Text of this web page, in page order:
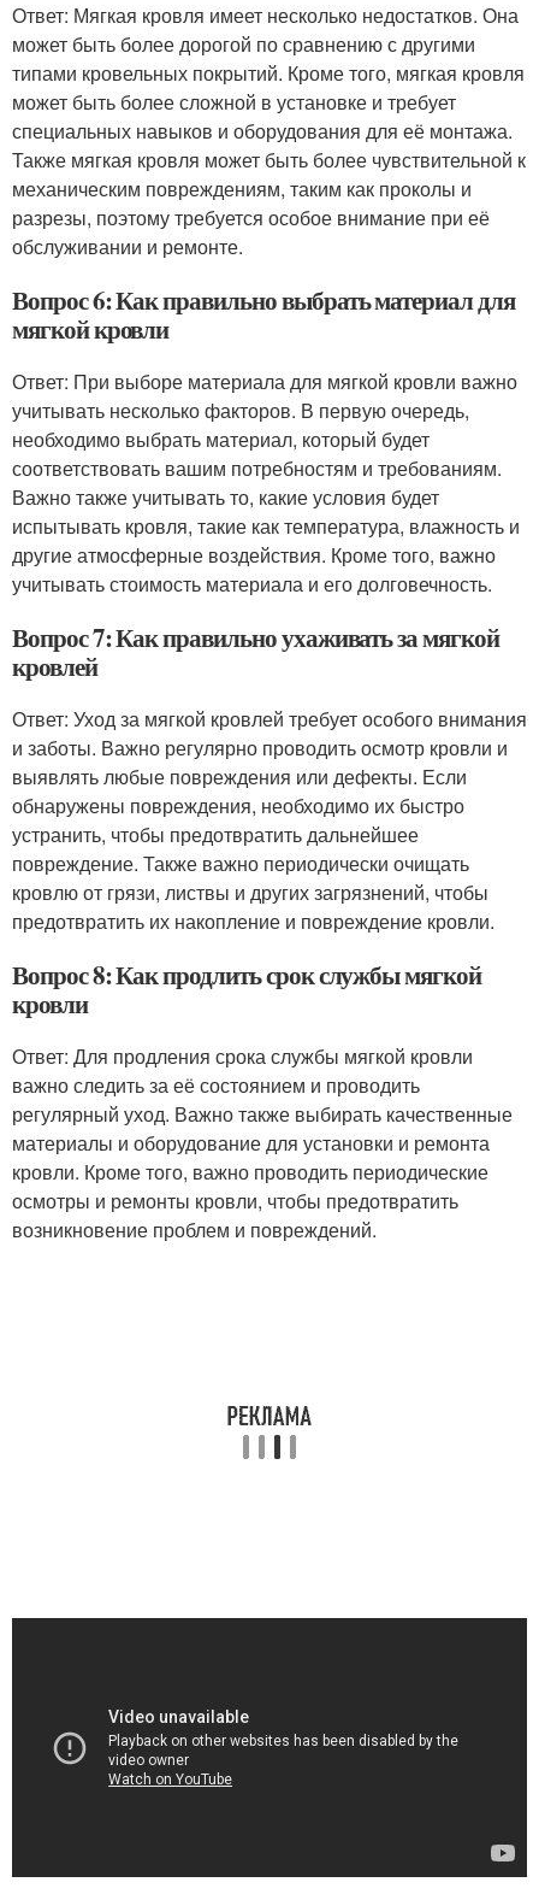
Ответ: Мягкая кровля имеет несколько недостатков. Она
может быть более дорогой по сравнению с другими
типами кровельных покрытий. Кроме того, мягкая кровля
может быть более сложной в установке и требует
специальных навыков и оборудования для её монтажа.
Также мягкая кровля может быть более чувствительной к
механическим повреждениям, таким как проколы и
разрезы, поэтому требуется особое внимание при её
обслуживании и ремонте.
Вопрос 6: Как правильно выбрать материал для
мягкой кровли
Ответ: При выборе материала для мягкой кровли важно
учитывать несколько факторов. В первую очередь,
необходимо выбрать материал, который будет
соответствовать вашим потребностям и требованиям.
Важно также учитывать то, какие условия будет
испытывать кровля, такие как температура, влажность и
другие атмосферные воздействия. Кроме того, важно
учитывать стоимость материала и его долговечность.
Вопрос 7: Как правильно ухаживать за мягкой
кровлей
Ответ: Уход за мягкой кровлей требует особого внимания
и заботы. Важно регулярно проводить осмотр кровли и
выявлять любые повреждения или дефекты. Если
обнаружены повреждения, необходимо их быстро
устранить, чтобы предотвратить дальнейшее
повреждение. Также важно периодически очищать
кровлю от грязи, листвы и других загрязнений, чтобы
предотвратить их накопление и повреждение кровли.
Вопрос 8: Как продлить срок службы мягкой
кровли
Ответ: Для продления срока службы мягкой кровли
важно следить за её состоянием и проводить
регулярный уход. Важно также выбирать качественные
материалы и оборудование для установки и ремонта
кровли. Кроме того, важно проводить периодические
осмотры и ремонты кровли, чтобы предотвратить
возникновение проблем и повреждений.